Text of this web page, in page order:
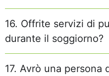
16. Offrite servizi di
durante il soggiorno?
17. Avrò una persona